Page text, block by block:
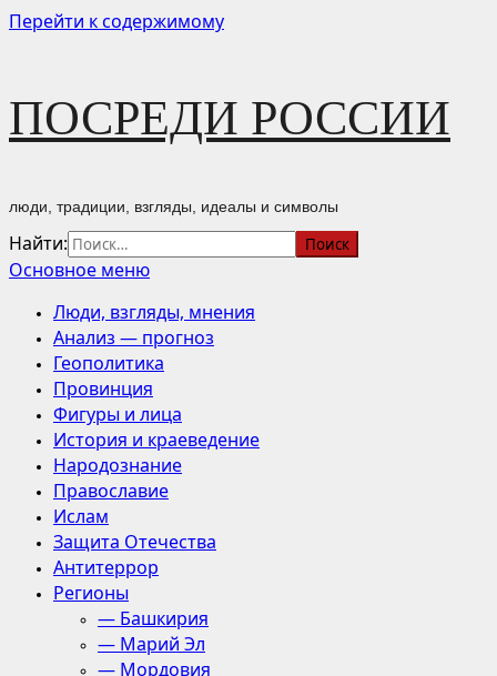
Перейти к содержимому
ПОСРЕДИ РОССИИ
люди, традиции, взгляды, идеалы и символы
Найти:
Основное меню
Люди, взгляды, мнения
Анализ — прогноз
Геополитика
Провинция
Фигуры и лица
История и краеведение
Народознание
Православие
Ислам
Защита Отечества
Антитеррор
Регионы
— Башкирия
— Марий Эл
— Мордовия